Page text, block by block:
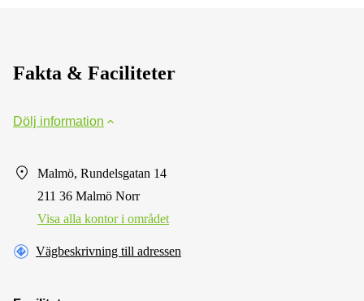
Fakta & Faciliteter
Dölj information
Malmö, Rundelsgatan 14
211 36 Malmö Norr
Visa alla kontor i området
Vägbeskrivning till adressen